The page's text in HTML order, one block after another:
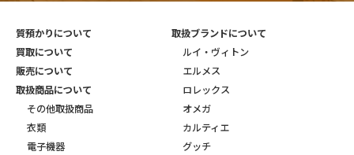
質預かりについて
買取について
販売について
取扱商品について
その他取扱商品
衣類
電子機器
取扱ブランドについて
ルイ・ヴィトン
エルメス
ロレックス
オメガ
カルティエ
グッチ